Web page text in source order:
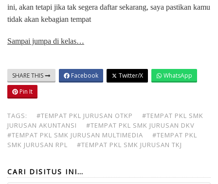
ini, akan tetapi jika tak segera daftar sekarang, saya pastikan kamu
tidak akan kebagian tempat
Sampai jumpa di kelas…
SHARE THIS Facebook Twitter/X
WhatsApp
Pin It
TAGS: #TEMPAT PKL JURUSAN OTKP
#TEMPAT PKL SMK
JURUSAN AKUNTANSI
#TEMPAT PKL SMK JURUSAN DKV
#TEMPAT PKL SMK JURUSAN MULTIMEDIA
#TEMPAT PKL
SMK JURUSAN RPL
#TEMPAT PKL SMK JURUSAN TKJ
CARI DISITUS INI…